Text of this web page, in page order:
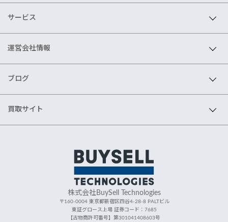
サービス
運営会社情報
ブログ
買取サイト
株式会社BuySell Technologies
〒160-0004 東京都新宿区四谷4-28-8 PALTビル
東証グロース上場 証券コード：7685
【古物商許可番号】第301041408603号